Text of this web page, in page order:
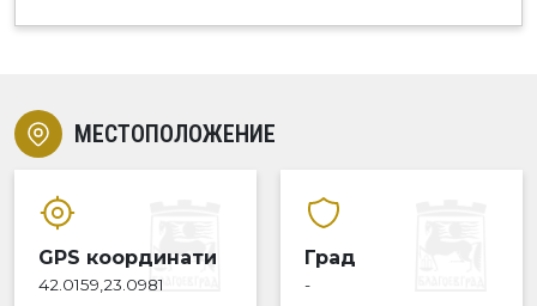
МЕСТОПОЛОЖЕНИЕ
GPS координати
42.0159,23.0981
Град
-